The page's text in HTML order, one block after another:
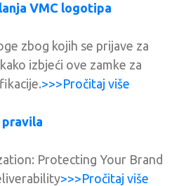
VMC logotipa
zbog kojih se prijave za
izbjeći ove zamke za
>>>Pročitaj više
pravila
Protecting Your Brand
>>>Pročitaj više